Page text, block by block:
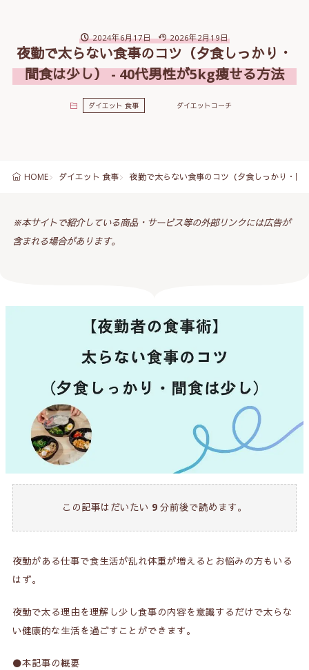
2024年6月17日 2026年2月19日
夜勤で太らない食事のコツ（夕食しっかり・
間食は少し） - 40代男性が5kg痩せる方法
ダイエット 食事 ダイエットコーチ
HOME ダイエット 食事 夜勤で太らない食事のコツ（夕食しっかり・間
※本サイトで紹介している商品・サービス等の外部リンクには広告が
含まれる場合があります。
この記事はだいたい 9 分前後で読めます。
夜勤がある仕事で食生活が乱れ体重が増えるとお悩みの方もいる
はず。
夜勤で太る理由を理解し少し食事の内容を意識するだけで太らな
い健康的な生活を過ごすことができます。
⚫️本記事の概要